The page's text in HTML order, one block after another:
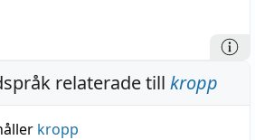
relaterade till kropp
kropp